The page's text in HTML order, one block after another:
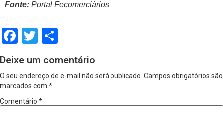
Fonte: Portal Fecomerciários
Facebook
Twitter
Deixe um comentário
O seu endereço de e-mail não será publicado. Campos obrigatórios são
marcados com *
Comentário *